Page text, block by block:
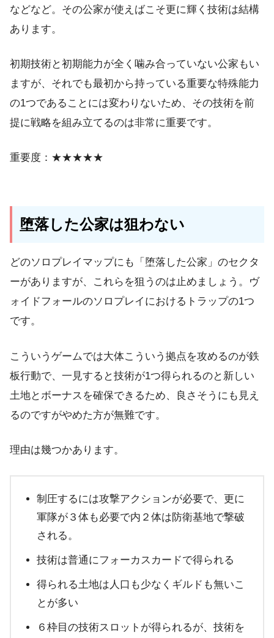
などなど。その公家が使えばこそ更に輝く技術は結構
あります。
初期技術と初期能力が全く噛み合っていない公家もい
ますが、それでも最初から持っている重要な特殊能力
の1つであることには変わりないため、その技術を前
提に戦略を組み立てるのは非常に重要です。
重要度：★★★★★
堕落した公家は狙わない
どのソロプレイマップにも「堕落した公家」のセクタ
ーがありますが、これらを狙うのは止めましょう。ヴ
ォイドフォールのソロプレイにおけるトラップの1つ
です。
こういうゲームでは大体こういう拠点を攻めるのが鉄
板行動で、一見すると技術が1つ得られるのと新しい
土地とボーナスを確保できるため、良さそうにも見え
るのですがやめた方が無難です。
理由は幾つかあります。
制圧するには攻撃アクションが必要で、更に
軍隊が３体も必要で内２体は防衛基地で撃破
される。
技術は普通にフォーカスカードで得られる
得られる土地は人口も少なくギルドも無いこ
とが多い
６枠目の技術スロットが得られるが、技術を